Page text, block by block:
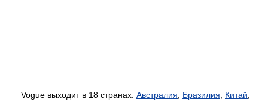
Vogue выходит в 18 странах: Австралия, Бразилия, Китай,